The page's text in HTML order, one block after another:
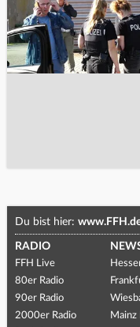
Du bist hier:
RADIO
FFH Live
80er Radio
90er Radio
2000er Radio
Mainz